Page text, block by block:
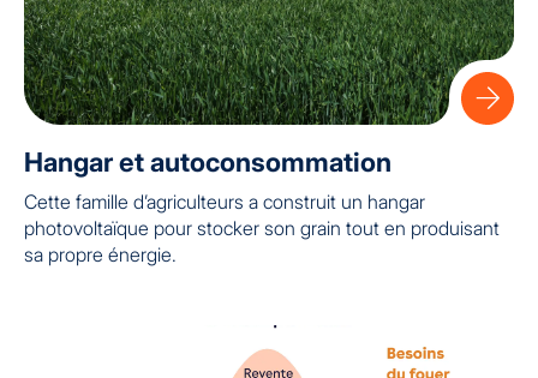
Hangar et autoconsommation
Cette famille d’agriculteurs a construit un hangar
photovoltaïque pour stocker son grain tout en produisant
sa propre énergie.